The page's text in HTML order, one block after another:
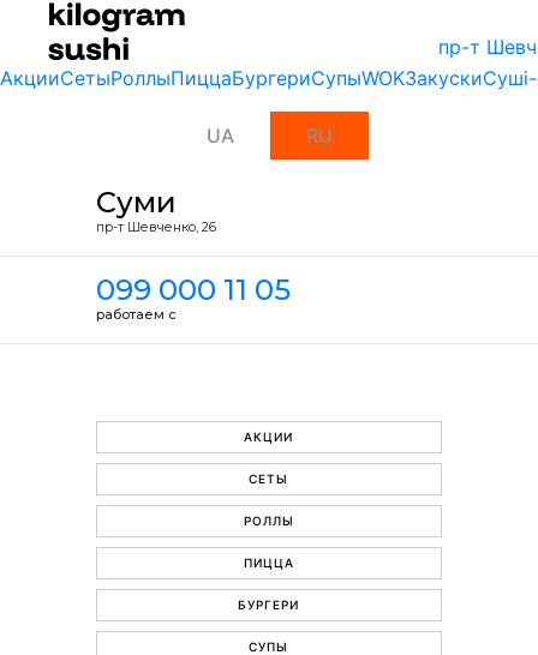
пр-т
АкцииСетыРоллыПиццаБургериСупыWOKЗакуски
UA RU
Суми
пр-т Шевченко, 26
099 000 11 05
работаем с
АКЦИИ
СЕТЫ
РОЛЛЫ
ПИЦЦА
БУРГЕРИ
СУПЫ